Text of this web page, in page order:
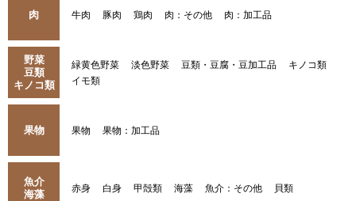
肉 牛肉 豚肉 鶏肉 肉：その他 肉：加工品
野菜
豆類
キノコ類
緑黄色野菜 淡色野菜 豆類・豆腐・豆加工品
キノコ類
イモ類
果物 果物 果物：加工品
魚介
海藻
赤身 白身 甲殻類 海藻 魚介：その他 貝類